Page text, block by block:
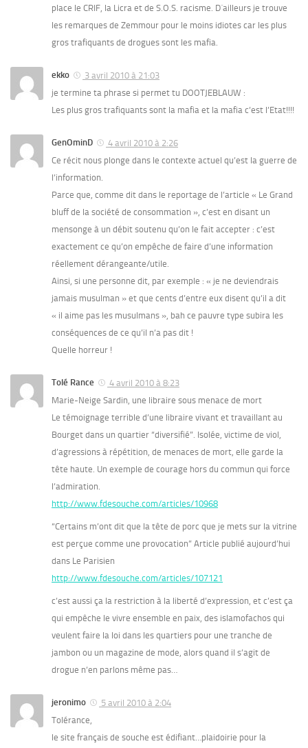
place le CRIF, la Licra et de S.O.S. racisme. D´ailleurs je trouve
les remarques de Zemmour pour le moins idiotes car les plus
gros trafiquants de drogues sont les mafia.
ekko
3 avril 2010 à 21:03
je termine ta phrase si permet tu DOOTJEBLAUW :
Les plus gros trafiquants sont la mafia et la mafia c’est l’Etat!!!!
GenOminD
4 avril 2010 à 2:26
Ce récit nous plonge dans le contexte actuel qu’est la guerre de
l’information.
Parce que, comme dit dans le reportage de l’article « Le Grand
bluff de la société de consommation », c’est en disant un
mensonge à un débit soutenu qu’on le fait accepter : c’est
exactement ce qu’on empêche de faire d’une information
réellement dérangeante/utile.
Ainsi, si une personne dit, par exemple : « je ne deviendrais
jamais musulman » et que cents d’entre eux disent qu’il a dit
« il aime pas les musulmans », bah ce pauvre type subira les
conséquences de ce qu’il n’a pas dit !
Quelle horreur !
Tolé Rance
4 avril 2010 à 8:23
Marie-Neige Sardin, une libraire sous menace de mort
Le témoignage terrible d’une libraire vivant et travaillant au
Bourget dans un quartier “diversifié”. Isolée, victime de viol,
d’agressions à répétition, de menaces de mort, elle garde la
tête haute. Un exemple de courage hors du commun qui force
l’admiration.
http://www.fdesouche.com/articles/10968
“Certains m’ont dit que la tête de porc que je mets sur la vitrine
est perçue comme une provocation” Article publié aujourd’hui
dans Le Parisien
http://www.fdesouche.com/articles/107121
c’est aussi ça la restriction à la liberté d’expression, et c’est ça
qui empêche le vivre ensemble en paix, des islamofachos qui
veulent faire la loi dans les quartiers pour une tranche de
jambon ou un magazine de mode, alors quand il s’agit de
drogue n’en parlons même pas…
jeronimo
5 avril 2010 à 2:04
Tolérance,
le site français de souche est édifiant…plaidoirie pour la